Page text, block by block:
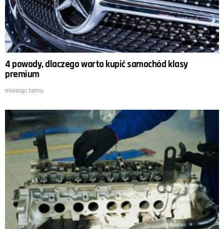
4 powody, dlaczego warto kupić samochód klasy
premium
miesiąc temu